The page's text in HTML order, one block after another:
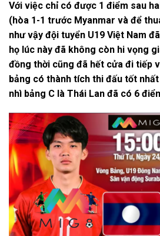
Với việc chỉ có được 1 điểm sau
(hòa 1-1 trước Myanmar và để
như vậy đội tuyển U19 Việt Nam
họ lúc này đã không còn hi vọng
đồng thời cũng đã hết cửa đi tiếp
bảng có thành tích thi đấu tốt nhất
nhì bảng C là Thái Lan đã có 6